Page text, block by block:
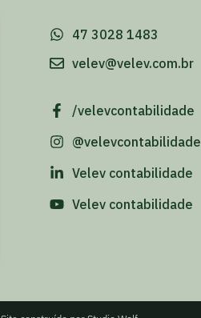
/velevcontabilidade
@velevcontabilidade
Velev contabilidade
Velev contabilidade
47 3028 1483
velev@velev.com.br